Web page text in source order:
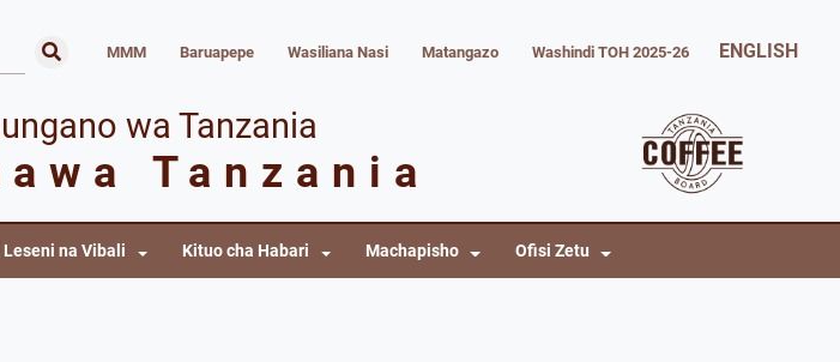
MMM Baruapepe Wasiliana Nasi Matangazo Washindi TOH 2025-26 ENGLISH
wa Tanzania
Tanzania
Leseni na Vibali Kituo cha Habari Machapisho Ofisi Zetu